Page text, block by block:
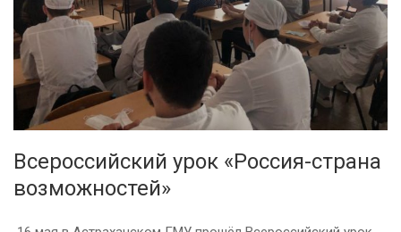
Всероссийский урок «Россия-страна
возможностей»